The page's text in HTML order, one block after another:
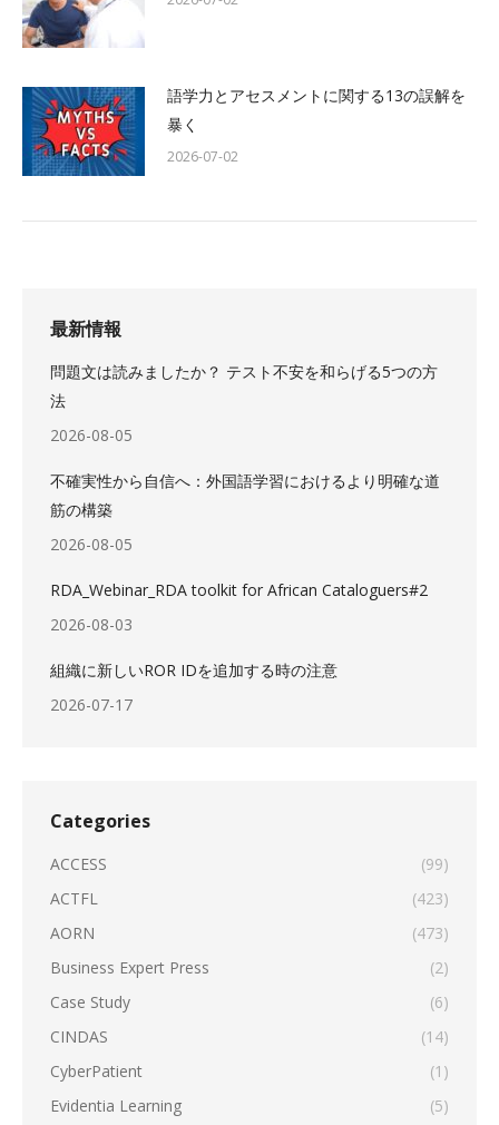
語学力とアセスメントに関する13の誤解を
暴く
2026-07-02
最新情報
問題文は読みましたか？ テスト不安を和らげる5つの方
法
2026-08-05
不確実性から自信へ：外国語学習におけるより明確な道
筋の構築
2026-08-05
RDA_Webinar_RDA toolkit for African Cataloguers#2
2026-08-03
組織に新しいROR IDを追加する時の注意
2026-07-17
Categories
ACCESS
(99)
ACTFL
(423)
AORN
(473)
Business Expert Press
(2)
Case Study
(6)
CINDAS
(14)
CyberPatient
(1)
Evidentia Learning
(5)